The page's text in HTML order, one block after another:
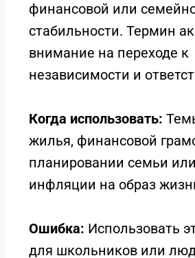
финансовой или
стабильности. Термин
внимание на переходе к
независимости и
Когда использовать:
жилья, финансовой
планировании семьи
инфляции на образ
Ошибка: Использовать
для школьников или